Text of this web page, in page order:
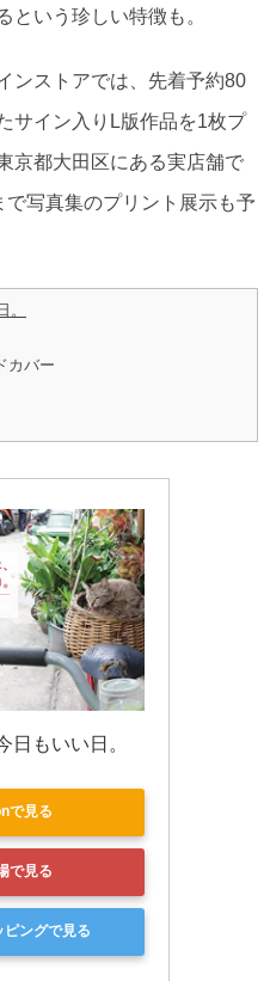
という珍しい特徴も。
ンストアでは、先着予約80
サイン入りL版作品を1枚プ
京都大田区にある実店舗で
写真集のプリント展示も予
カバー
日もいい日。
で見る
で見る
ングで見る